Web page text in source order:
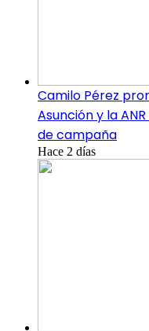
Camilo Pérez
Asunción y la
de campaña
Hace 2 días